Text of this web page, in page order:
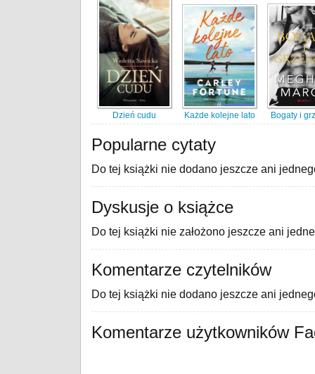
Dzień cudu Każde kolejne lato Bogaty i
Popularne cytaty
Do tej książki nie dodano jeszcze ani
Dyskusje o książce
Do tej książki nie założono jeszcze ani
Komentarze czytelników
Do tej książki nie dodano jeszcze ani
Komentarze użytkowników